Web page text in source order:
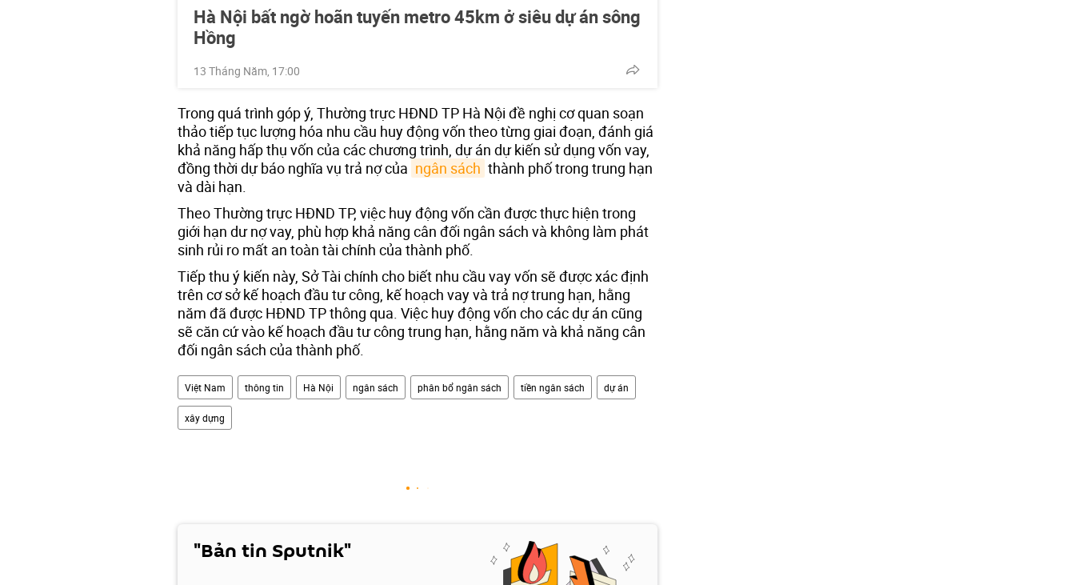
Hà Nội bất ngờ hoãn tuyến metro 45km ở siêu dự án sông
Hồng
13 Tháng Năm, 17:00
Trong quá trình góp ý, Thường trực HĐND TP Hà Nội đề nghị cơ quan soạn
thảo tiếp tục lượng hóa nhu cầu huy động vốn theo từng giai đoạn, đánh giá
khả năng hấp thụ vốn của các chương trình, dự án dự kiến sử dụng vốn vay,
đồng thời dự báo nghĩa vụ trả nợ của ngân sách thành phố trong trung hạn
và dài hạn.
Theo Thường trực HĐND TP, việc huy động vốn cần được thực hiện trong
giới hạn dư nợ vay, phù hợp khả năng cân đối ngân sách và không làm phát
sinh rủi ro mất an toàn tài chính của thành phố.
Tiếp thu ý kiến này, Sở Tài chính cho biết nhu cầu vay vốn sẽ được xác định
trên cơ sở kế hoạch đầu tư công, kế hoạch vay và trả nợ trung hạn, hằng
năm đã được HĐND TP thông qua. Việc huy động vốn cho các dự án cũng
sẽ căn cứ vào kế hoạch đầu tư công trung hạn, hằng năm và khả năng cân
đối ngân sách của thành phố.
Việt Nam thông tin Hà Nội ngân sách phân bổ ngân sách tiền ngân sách dự án
xây dựng
"Bản tin Sputnik"